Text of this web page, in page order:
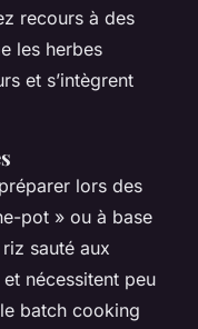
recours à des
les herbes
et s’intègrent
lors des
pot » ou à base
sauté aux
nécessitent peu
batch cooking